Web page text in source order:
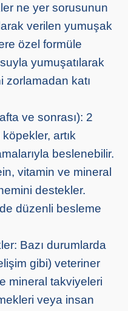
ne yer sorusunun
verilen yumuşak
özel formüle
yumuşatılarak
zorlamadan katı
ve sonrası): 2
artık
beslenebilir.
vitamin ve mineral
destekler.
düzenli besleme
Bazı durumlarda
gibi) veteriner
mineral takviyeleri
veya insan